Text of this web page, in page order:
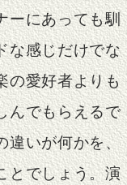
ーにあっても馴
な感じだけでな
の愛好者よりも
んでもらえるで
違いが何かを、
とでしょう。演